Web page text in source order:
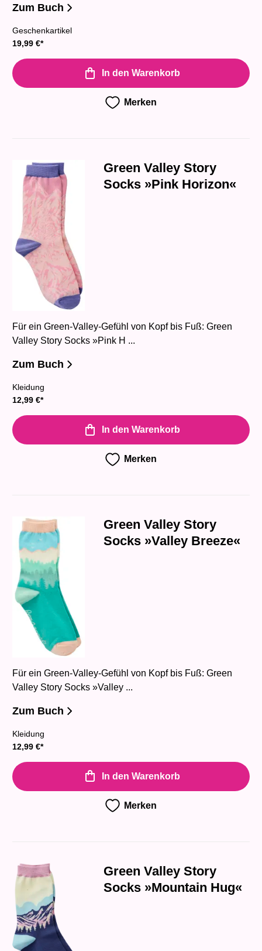
Zum Buch
Geschenkartikel
19,99 €*
In den Warenkorb
Merken
Green Valley Story
Socks »Pink Horizon«
Für ein Green-Valley-Gefühl von Kopf bis Fuß: Green
Valley Story Socks »Pink H ...
Zum Buch
Kleidung
12,99 €*
In den Warenkorb
Merken
Green Valley Story
Socks »Valley Breeze«
Für ein Green-Valley-Gefühl von Kopf bis Fuß: Green
Valley Story Socks »Valley ...
Zum Buch
Kleidung
12,99 €*
In den Warenkorb
Merken
Green Valley Story
Socks »Mountain Hug«